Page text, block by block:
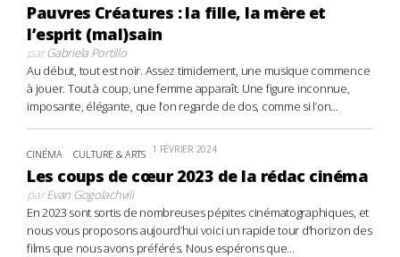
Pauvres Créatures : la fille, la mère et
l’esprit (mal)sain
parGabriela Portillo
Au début, tout est noir. Assez timidement, une musique commence
à jouer. Tout à coup, une femme apparaît. Une figure inconnue,
imposante, élégante, que l’on regarde de dos, comme si l’on...
CINÉMA CULTURE & ARTS 1 FÉVRIER 2024
Les coups de cœur 2023 de la rédac cinéma
parEvan Gogolachvili
En 2023 sont sortis de nombreuses pépites cinématographiques, et
nous vous proposons aujourd’hui voici un rapide tour d’horizon des
films que nous avons préférés. Nous espérons que...